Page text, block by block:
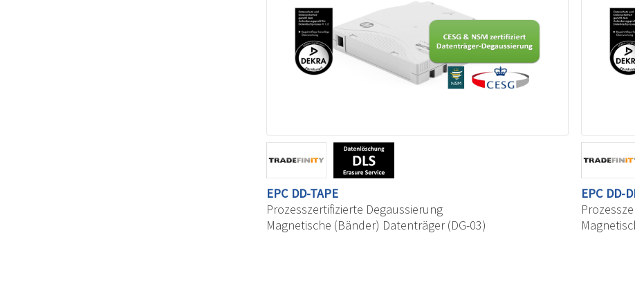
EPC DD-TAPE
Prozesszertifizierte Degaussierung
Magnetische (Bänder) Datenträger (DG-03)
EPC DD-